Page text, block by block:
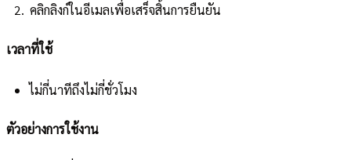
คลิกลิงก์ในอีเมลเพื่อเสร็จสิ้นการยืนยัน
เวลาที่ใช้
ไม่กี่นาทีถึงไม่กี่ชั่วโมง
ตัวอย่างการใช้งาน